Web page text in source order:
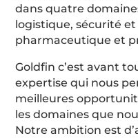
dans quatre
logistique, sécurité
pharmaceutique et
Goldfin c’est avant
expertise qui nous
meilleures
les domaines que
Notre ambition est